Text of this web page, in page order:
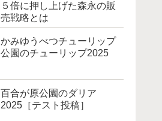
５倍に押し上げた森永の販
売戦略とは
かみゆうべつチューリップ
公園のチューリップ2025
百合が原公園のダリア
2025［テスト投稿］